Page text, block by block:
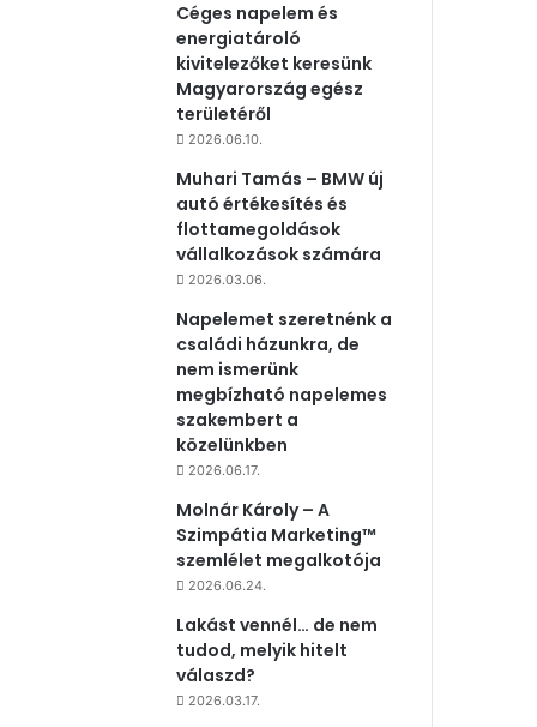
Céges napelem és
energiatároló
kivitelezőket keresünk
Magyarország egész
területéről
2026.06.10.
Muhari Tamás – BMW új
autó értékesítés és
flottamegoldások
vállalkozások számára
2026.03.06.
Napelemet szeretnénk a
családi házunkra, de
nem ismerünk
megbízható napelemes
szakembert a
közelünkben
2026.06.17.
Molnár Károly – A
Szimpátia Marketing™
szemlélet megalkotója
2026.06.24.
Lakást vennél… de nem
tudod, melyik hitelt
válaszd?
2026.03.17.